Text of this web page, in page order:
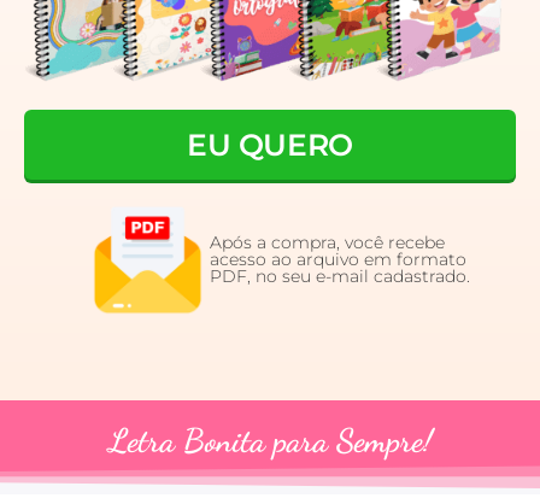
EU QUERO
Após a compra, você recebe
acesso ao arquivo em formato
PDF, no seu e-mail cadastrado.
Letra Bonita para Sempre!